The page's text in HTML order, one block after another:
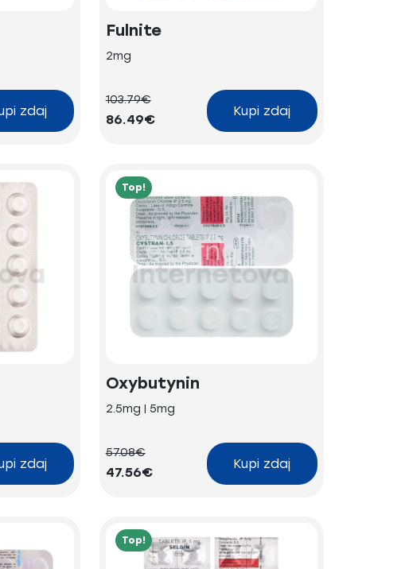
zdaj
Fulnite
2mg
103.79€
86.49€
Kupi zdaj
zdaj
Top!
Oxybutynin
2.5mg | 5mg
57.08€
47.56€
Kupi zdaj
Top!